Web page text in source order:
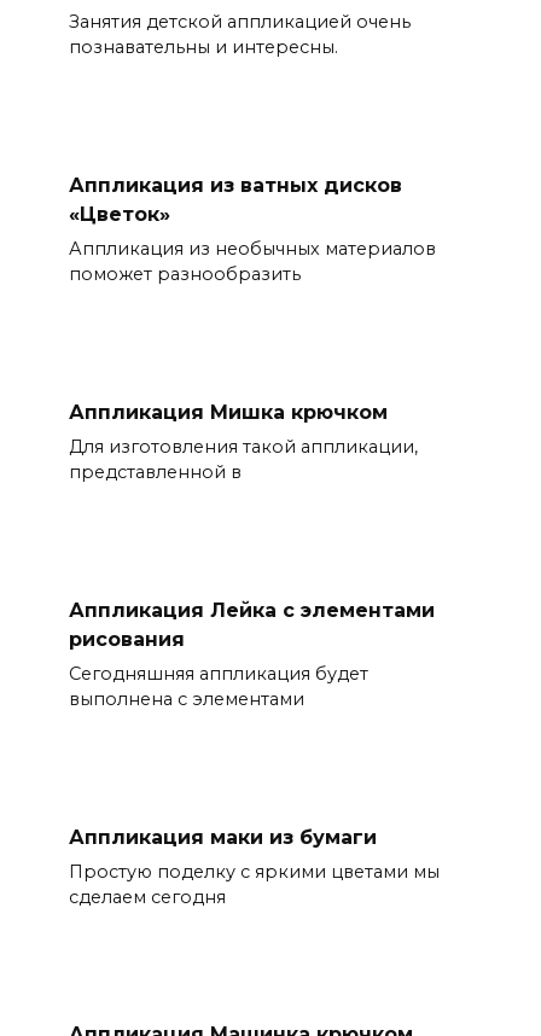
Занятия детской аппликацией очень
познавательны и интересны.
Аппликация из ватных дисков
«Цветок»
Аппликация из необычных материалов
поможет разнообразить
Аппликация Мишка крючком
Для изготовления такой аппликации,
представленной в
Аппликация Лейка с элементами
рисования
Сегодняшняя аппликация будет
выполнена с элементами
Аппликация маки из бумаги
Простую поделку с яркими цветами мы
сделаем сегодня